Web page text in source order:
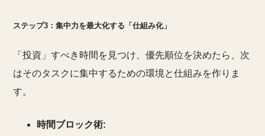
ステップ3：集中力を最大化する「仕組み化」
「投資」すべき時間を見つけ、優先順位を決めたら、次
はそのタスクに集中するための環境と仕組みを作りま
す。
時間ブロック術: